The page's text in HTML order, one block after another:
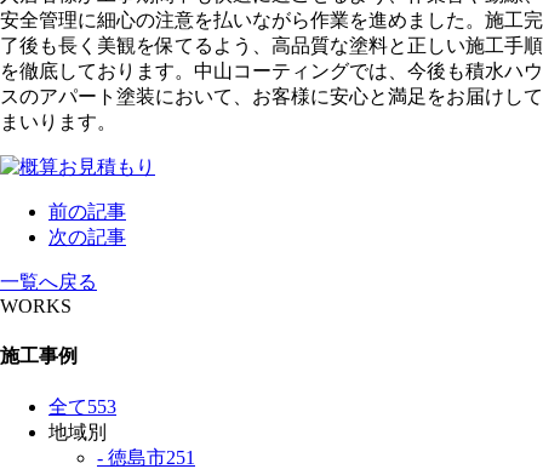
安全管理に細心の注意を払いながら作業を進めました。施工完
了後も長く美観を保てるよう、高品質な塗料と正しい施工手順
を徹底しております。中山コーティングでは、今後も積水ハウ
スのアパート塗装において、お客様に安心と満足をお届けして
まいります。
前の記事
次の記事
一覧へ戻る
WORKS
施工事例
全て553
地域別
- 徳島市251